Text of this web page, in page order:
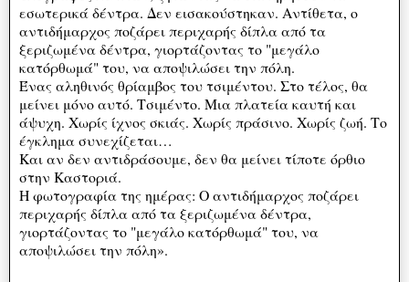
εσωτερικά δέντρα. Δεν εισακούστηκαν. Αντίθετα, ο
αντιδήμαρχος ποζάρει περιχαρής δίπλα από τα
ξεριζωμένα δέντρα, γιορτάζοντας το "μεγάλο
κατόρθωμά" του, να αποψιλώσει την πόλη.
Ένας αληθινός θρίαμβος του τσιμέντου. Στο τέλος, θα
μείνει μόνο αυτό. Τσιμέντο. Μια πλατεία καυτή και
άψυχη. Χωρίς ίχνος σκιάς. Χωρίς πράσινο. Χωρίς ζωή. Το
έγκλημα συνεχίζεται…
Και αν δεν αντιδράσουμε, δεν θα μείνει τίποτε όρθιο
στην Καστοριά.
Η φωτογραφία της ημέρας: Ο αντιδήμαρχος ποζάρει
περιχαρής δίπλα από τα ξεριζωμένα δέντρα,
γιορτάζοντας το "μεγάλο κατόρθωμά" του, να
αποψιλώσει την πόλη».